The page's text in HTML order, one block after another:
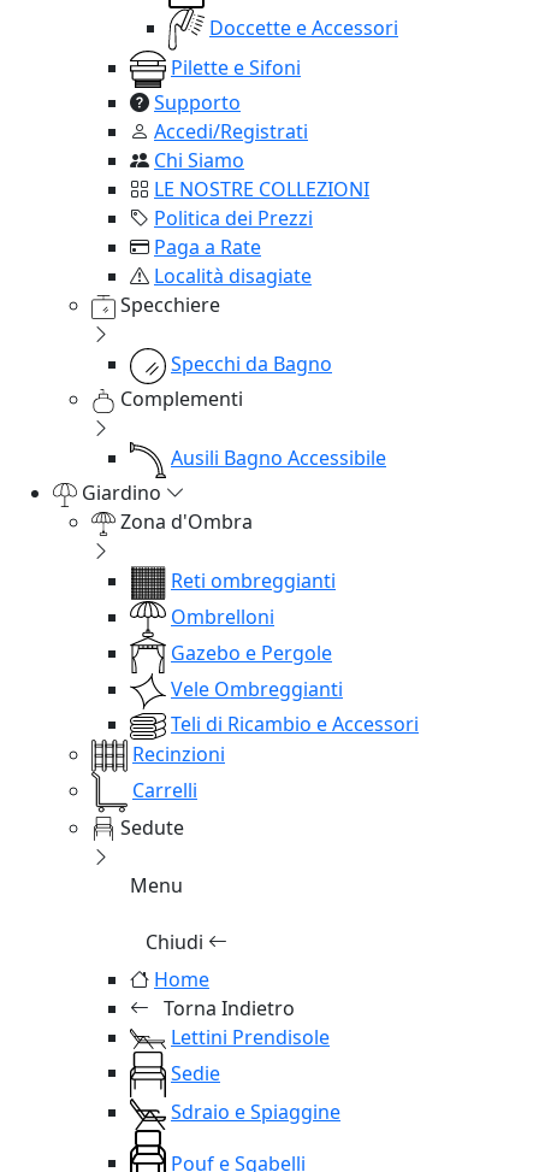
Doccette e Accessori
Pilette e Sifoni
Supporto
Accedi/Registrati
Chi Siamo
LE NOSTRE COLLEZIONI
Politica dei Prezzi
Paga a Rate
Località disagiate
Specchiere
Specchi da Bagno
Complementi
Ausili Bagno Accessibile
Giardino
Zona d'Ombra
Reti ombreggianti
Ombrelloni
Gazebo e Pergole
Vele Ombreggianti
Teli di Ricambio e Accessori
Recinzioni
Carrelli
Sedute
Menu
Chiudi
Home
Torna Indietro
Lettini Prendisole
Sedie
Sdraio e Spiaggine
Pouf e Sgabelli